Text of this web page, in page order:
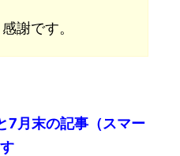
謝です。
7月末の記事（スマー